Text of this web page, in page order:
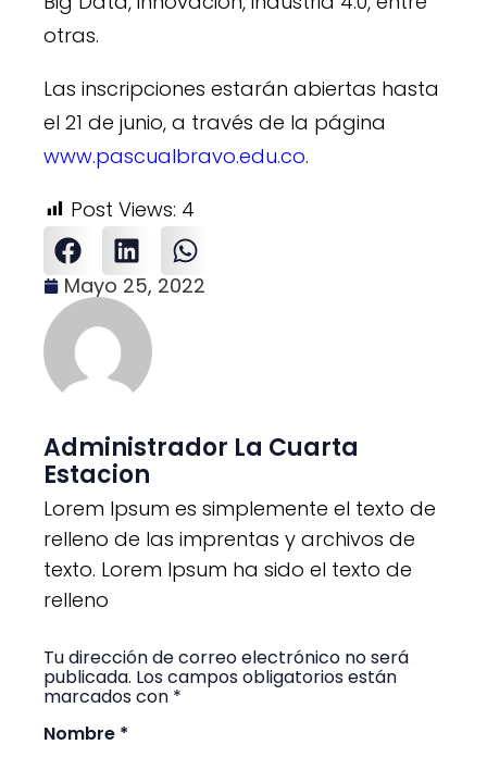
otras.
Las inscripciones estarán abiertas hasta
el 21 de junio, a través de la página
www.pascualbravo.edu.co.
Post Views: 4
Mayo 25, 2022
Administrador La Cuarta
Estacion
Lorem Ipsum es simplemente el texto de
relleno de las imprentas y archivos de
texto. Lorem Ipsum ha sido el texto de
relleno
Tu dirección de correo electrónico no será
publicada. Los campos obligatorios están
marcados con *
Nombre *